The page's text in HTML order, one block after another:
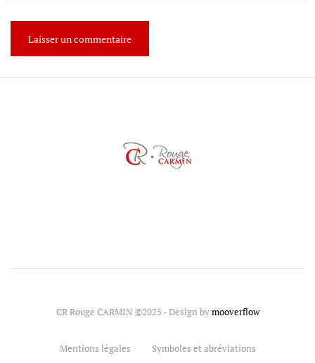
CR Rouge CARMIN ©2025 - Design bymooverflow
Mentions légales Symboles et abréviations